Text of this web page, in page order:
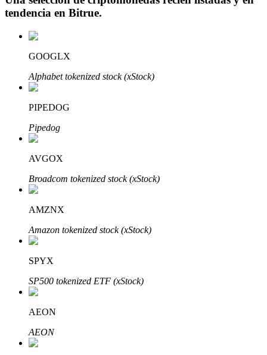
Obtenga ganancias a largo plazo e intereses flexibles
Aprender Staking
Obtenga más información sobre cómo obtener ingresos pasivos
Bitrue
Bitrue Partners
tendencia en Bitrue.
GOOGLX
Alphabet tokenized stock (xStock)
PIPEDOG
Pipedog
AVGOX
Broadcom tokenized stock (xStock)
AMZNX
Amazon tokenized stock (xStock)
SPYX
SP500 tokenized ETF (xStock)
AEON
AEON